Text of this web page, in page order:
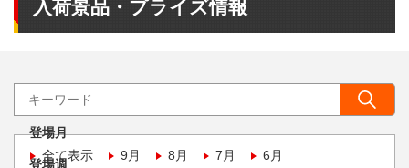
入荷景品・プライズ情報
登場月
全て表示
9月 8月 7月 6月
登場週